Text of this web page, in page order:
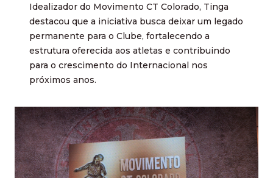
Idealizador do Movimento CT Colorado, Tinga
destacou que a iniciativa busca deixar um legado
permanente para o Clube, fortalecendo a
estrutura oferecida aos atletas e contribuindo
para o crescimento do Internacional nos
próximos anos.